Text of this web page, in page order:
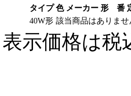
タイプ 色 メーカー 形 番
40W形 該当商品はありませ
表示価格は税